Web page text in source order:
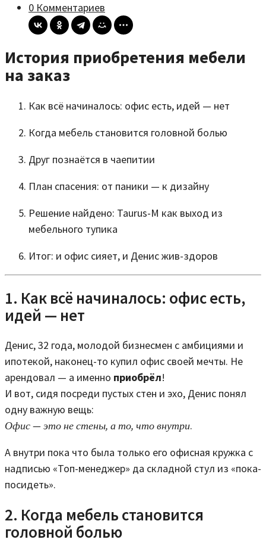
0 Комментариев
История приобретения мебели
на заказ
Как всё начиналось: офис есть, идей — нет
Когда мебель становится головной болью
Друг познаётся в чаепитии
План спасения: от паники — к дизайну
Решение найдено: Taurus-M как выход из
мебельного тупика
Итог: и офис сияет, и Денис жив-здоров
1. Как всё начиналось: офис есть,
идей — нет
Денис, 32 года, молодой бизнесмен с амбициями и
ипотекой, наконец-то купил офис своей мечты. Не
арендовал — а именно приобрёл!
И вот, сидя посреди пустых стен и эхо, Денис понял
одну важную вещь:
Офис — это не стены, а то, что внутри.
А внутри пока что была только его офисная кружка с
надписью «Топ-менеджер» да складной стул из «пока-
посидеть».
2. Когда мебель становится
головной болью